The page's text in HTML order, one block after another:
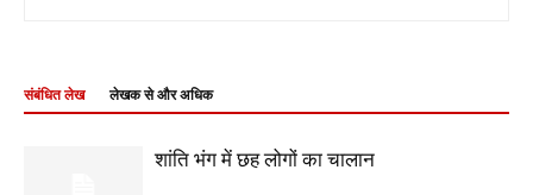
संबंधित लेख लेखक से और अधिक
शांति भंग में छह लोगों का चालान